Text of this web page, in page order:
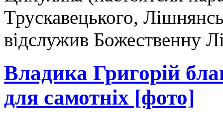
Трускавецького,
відслужив Божественну
Владика Григорій
для самотніх [фото]